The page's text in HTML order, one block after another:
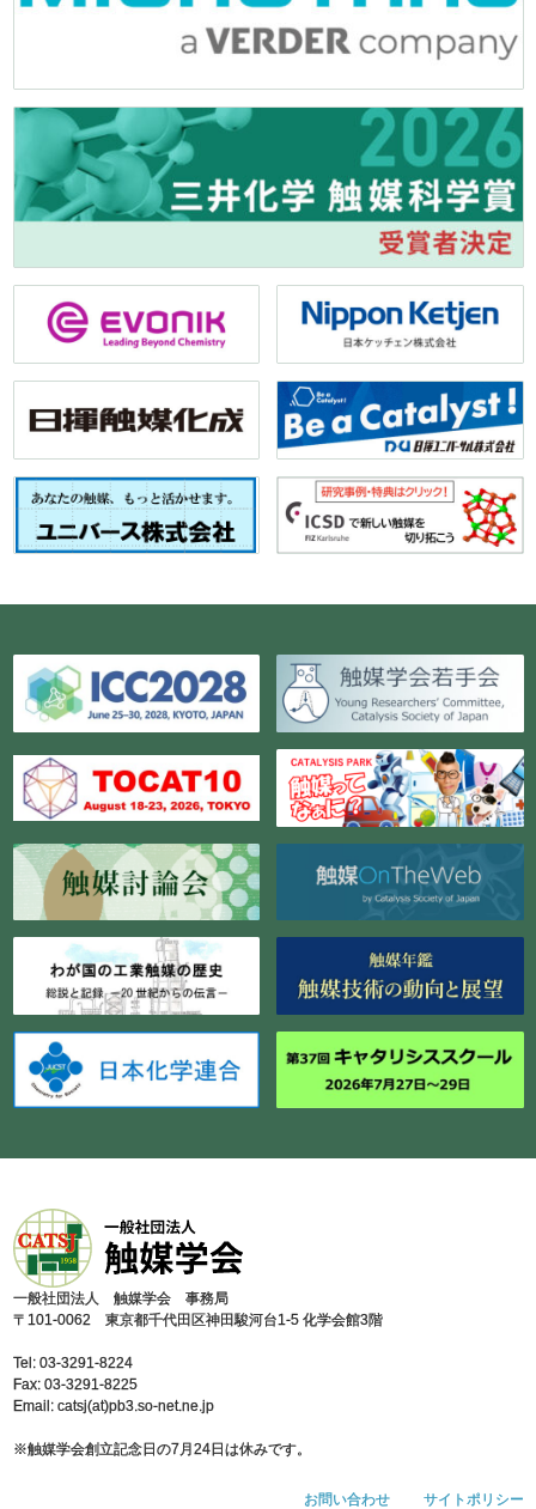
⼀般社団法⼈ 触媒学会 事務局
〒101-0062 東京都千代⽥区神⽥駿河台1-5 化学会館3階
Tel: 03-3291-8224
Fax: 03-3291-8225
Email: catsj(at)pb3.so-net.ne.jp
※触媒学会創⽴記念⽇の7⽉24⽇は休みです。
お問い合わせ サイトポリシー